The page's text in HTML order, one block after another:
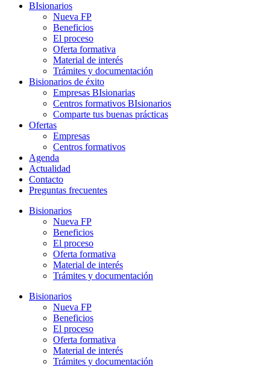
BIsionarios
Nueva FP
Beneficios
El proceso
Oferta formativa
Material de interés
Trámites y documentación
Bisionarios de éxito
Empresas BIsionarias
Centros formativos BIsionarios
Comparte tus buenas prácticas
Ofertas
Empresas
Centros formativos
Agenda
Actualidad
Contacto
Preguntas frecuentes
Bisionarios
Nueva FP
Beneficios
El proceso
Oferta formativa
Material de interés
Trámites y documentación
Bisionarios
Nueva FP
Beneficios
El proceso
Oferta formativa
Material de interés
Trámites y documentación